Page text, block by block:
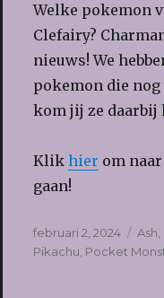
Welke pokemon
Clefairy?
nieuws! We
pokemon die
kom jij ze daarbij
Klik hier om
gaan!
Geplaatst
op
februari 2, 2024 Tags
Ash
Pikachu Pocket